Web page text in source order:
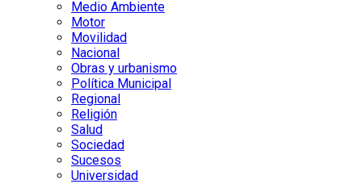
Medio Ambiente
Motor
Movilidad
Nacional
Obras y urbanismo
Política Municipal
Regional
Religión
Salud
Sociedad
Sucesos
Universidad